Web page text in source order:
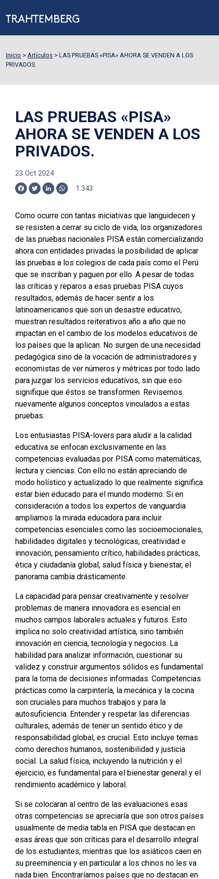
Inicio > Artículos > LAS PRUEBAS «PISA» AHORA SE VENDEN A LOS
PRIVADOS.
LAS PRUEBAS «PISA»
AHORA SE VENDEN A LOS
PRIVADOS.
23 Oct 2024
Facebook
TwitterLinkedInWhatsApp
1.343
Como ocurre con tantas iniciativas que languidecen y
se resisten a cerrar su ciclo de vida, los organizadores
de las pruebas nacionales PISA están comercializando
ahora con entidades privadas la posibilidad de aplicar
las pruebas a los colegios de cada país como el Perú
que se inscriban y paguen por ello. A pesar de todas
las críticas y reparos a esas pruebas PISA cuyos
resultados, además de hacer sentir a los
latinoamericanos que son un desastre educativo,
muestran resultados reiterativos año a año que no
impactan en el cambio de los modelos educativos de
los países que la aplican. No surgen de una necesidad
pedagógica sino de la vocación de administradores y
economistas de ver números y métricas por todo lado
para juzgar los servicios educativos, sin que eso
signifique que éstos se transformen. Revisemos
nuevamente algunos conceptos vinculados a estas
pruebas.
Los entusiastas PISA-lovers para aludir a la calidad
educativa se enfocan exclusivamente en las
competencias evaluadas por PISA como matemáticas,
lectura y ciencias. Con ello no están apreciando de
modo holístico y actualizado lo que realmente significa
estar bien educado para el mundo moderno. Si en
consideración a todos los expertos de vanguardia
ampliamos la mirada educadora para incluir
competencias esenciales como las socioemocionales,
habilidades digitales y tecnológicas, creatividad e
innovación, pensamiento crítico, habilidades prácticas,
ética y ciudadanía global, salud física y bienestar, el
panorama cambia drásticamente.
La capacidad para pensar creativamente y resolver
problemas de manera innovadora es esencial en
muchos campos laborales actuales y futuros. Esto
implica no solo creatividad artística, sino también
innovación en ciencia, tecnología y negocios. La
habilidad para analizar información, cuestionar su
validez y construir argumentos sólidos es fundamental
para la toma de decisiones informadas. Competencias
prácticas como la carpintería, la mecánica y la cocina
son cruciales para muchos trabajos y para la
autosuficiencia. Entender y respetar las diferencias
culturales, además de tener un sentido ético y de
responsabilidad global, es crucial. Esto incluye temas
como derechos humanos, sostenibilidad y justicia
social. La salud física, incluyendo la nutrición y el
ejercicio, es fundamental para el bienestar general y el
rendimiento académico y laboral.
Si se colocaran al centro de las evaluaciones esas
otras competencias se apreciaría que son otros países
usualmente de media tabla en PISA que destacan en
esas áreas que son críticas para el desarrollo integral
de los estudiantes, mientras que los asiáticos caen en
su preeminencia y en particular a los chinos no les va
nada bien. Encontraríamos países que no destacan en